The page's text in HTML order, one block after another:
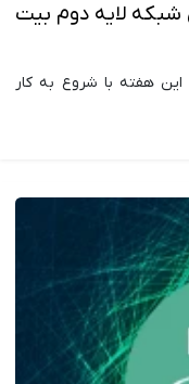
شبکه لایه دوم بیت
استکس، این هفته با شروع به کار